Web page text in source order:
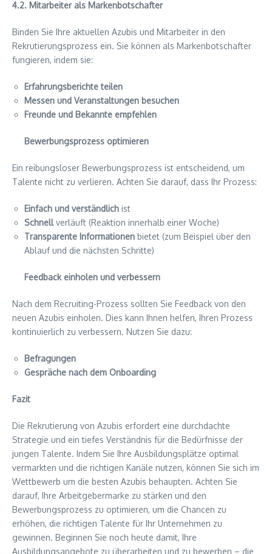
4.2. Mitarbeiter als Markenbotschafter
Binden Sie Ihre aktuellen Azubis und Mitarbeiter in den
Rekrutierungsprozess ein. Sie können als Markenbotschafter
fungieren, indem sie:
Erfahrungsberichte teilen
Messen und Veranstaltungen besuchen
Freunde und Bekannte empfehlen
Bewerbungsprozess optimieren
Ein reibungsloser Bewerbungsprozess ist entscheidend, um
Talente nicht zu verlieren. Achten Sie darauf, dass Ihr Prozess:
Einfach und verständlich ist
Schnellverläuft (Reaktion innerhalb einer Woche)
Transparente Informationen bietet (zum Beispiel über den
Ablauf und die nächsten Schritte)
Feedback einholen und verbessern
Nach dem Recruiting-Prozess sollten Sie Feedback von den
neuen Azubis einholen. Dies kann Ihnen helfen, Ihren Prozess
kontinuierlich zu verbessern. Nutzen Sie dazu:
Befragungen
Gespräche nach dem Onboarding
Fazit
Die Rekrutierung von Azubis erfordert eine durchdachte
Strategie und ein tiefes Verständnis für die Bedürfnisse der
jungen Talente. Indem Sie Ihre Ausbildungsplätze optimal
vermarkten und die richtigen Kanäle nutzen, können Sie sich im
Wettbewerb um die besten Azubis behaupten. Achten Sie
darauf, Ihre Arbeitgebermarke zu stärken und den
Bewerbungsprozess zu optimieren, um die Chancen zu
erhöhen, die richtigen Talente für Ihr Unternehmen zu
gewinnen. Beginnen Sie noch heute damit, Ihre
Ausbildungsangebote zu überarbeiten und zu bewerben – die